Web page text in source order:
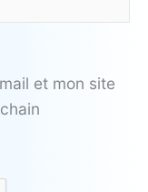
et mon site